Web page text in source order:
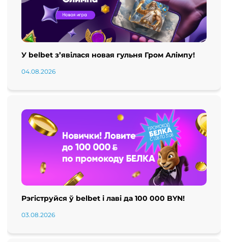
У belbet з’явілася новая гульня Гром Алімпу!
04.08.2026
Рэгіструйся ў belbet і лаві да 100 000 BYN!
03.08.2026